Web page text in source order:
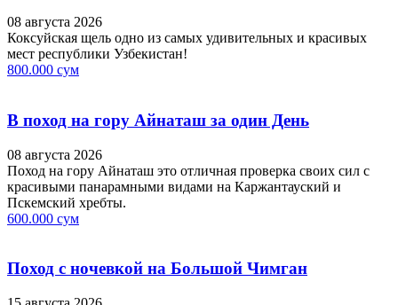
08 августа 2026
Коксуйская щель одно из самых удивительных и красивых
мест республики Узбекистан!
800.000 сум
В поход на гору Айнаташ за один День
08 августа 2026
Поход на гору Айнаташ это отличная проверка своих сил с
красивыми панарамными видами на Каржантауский и
Пскемский хребты.
600.000 сум
Поход с ночевкой на Большой Чимган